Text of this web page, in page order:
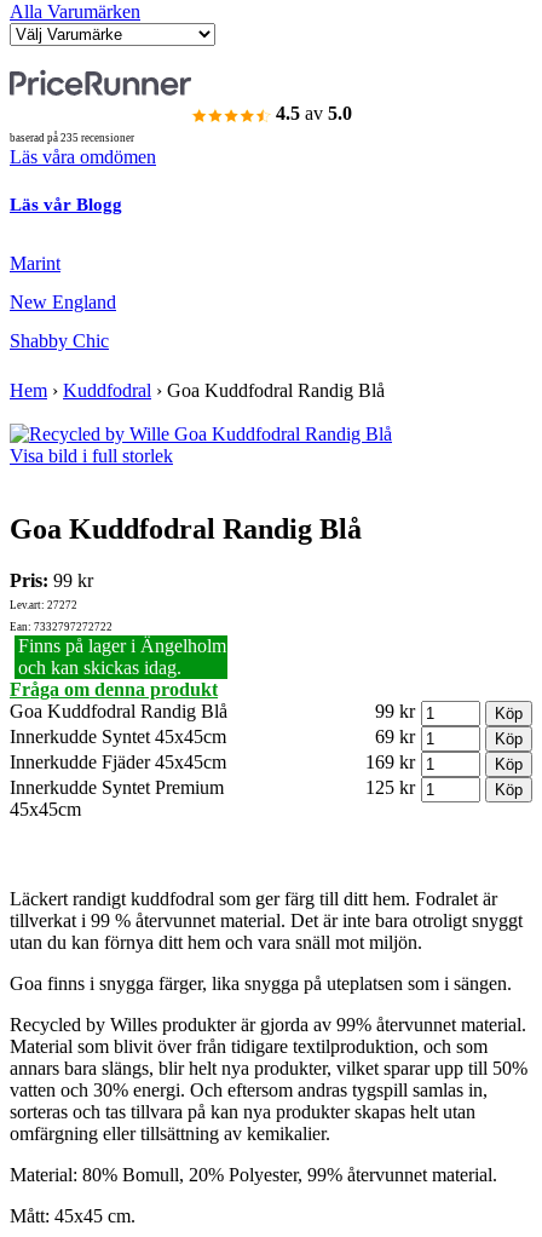
Alla Varumärken
4.5 av 5.0
baserad på 235 recensioner
Läs våra omdömen
Läs vår Blogg
Marint
New England
Shabby Chic
Hem › Kuddfodral › Goa Kuddfodral Randig Blå
Visa bild i full storlek
Goa Kuddfodral Randig Blå
Pris: 99 kr
Lev.art: 27272
Ean: 7332797272722
Finns på lager i Ängelholm
och kan skickas idag.
Fråga om denna produkt
Goa Kuddfodral Randig Blå
99 kr
Innerkudde Syntet 45x45cm
69 kr
Innerkudde Fjäder 45x45cm
169 kr
Innerkudde Syntet Premium
45x45cm
125 kr
Läckert randigt kuddfodral som ger färg till ditt hem. Fodralet är
tillverkat i 99 % återvunnet material. Det är inte bara otroligt snyggt
utan du kan förnya ditt hem och vara snäll mot miljön.
Goa finns i snygga färger, lika snygga på uteplatsen som i sängen.
Recycled by Willes produkter är gjorda av 99% återvunnet material.
Material som blivit över från tidigare textilproduktion, och som
annars bara slängs, blir helt nya produkter, vilket sparar upp till 50%
vatten och 30% energi. Och eftersom andras tygspill samlas in,
sorteras och tas tillvara på kan nya produkter skapas helt utan
omfärgning eller tillsättning av kemikalier.
Material: 80% Bomull, 20% Polyester, 99% återvunnet material.
Mått: 45x45 cm.